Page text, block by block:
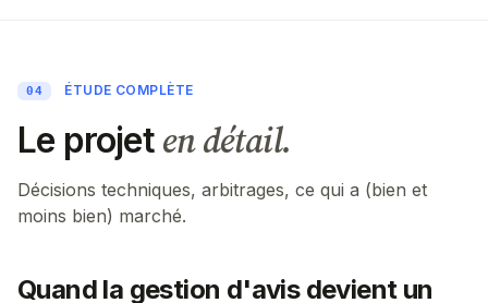
04 ÉTUDE COMPLÈTE
Le projet en détail.
Décisions techniques, arbitrages, ce qui a (bien et
moins bien) marché.
Quand la gestion d'avis devient un